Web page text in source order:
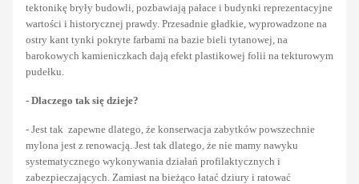
tektonikę bryły budowli, pozbawiają pałace i budynki reprezentacyjne
wartości i historycznej prawdy. Przesadnie gładkie, wyprowadzone na
ostry kant tynki pokryte farbami na bazie bieli tytanowej, na
barokowych kamieniczkach dają efekt plastikowej folii na tekturowym
pudełku.
- Dlaczego tak się dzieje?
- Jest tak zapewne dlatego, że konserwacja zabytków powszechnie
mylona jest z renowacją. Jest tak dlatego, że nie mamy nawyku
systematycznego wykonywania działań profilaktycznych i
zabezpieczających. Zamiast na bieżąco łatać dziury i ratować